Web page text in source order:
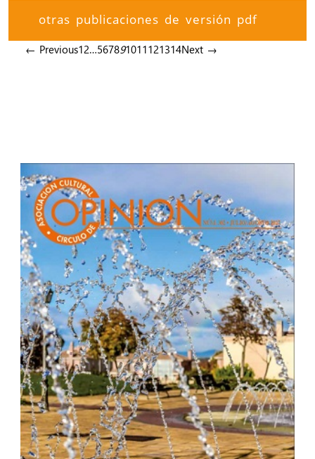
otras publicaciones de versión pdf
← Previous12…567891011121314Next →